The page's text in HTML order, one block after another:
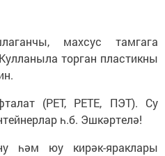
махсус тамгага
торган пластикны
(РЕТ, РЕТЕ, ПЭТ). Су
һ.б. Эшкәртелә!
һәм юу кирәк-яраклары